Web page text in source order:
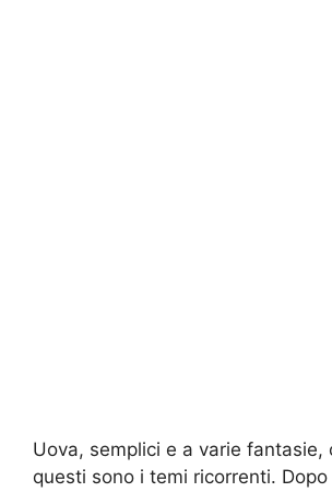
Uova, semplici e a varie fantasie,
questi sono i temi ricorrenti.